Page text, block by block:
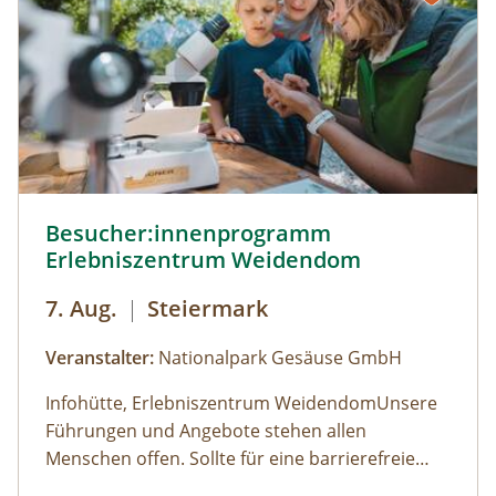
Besucher:innenprogramm
Erlebniszentrum Weidendom
7. Aug. | Steiermark
Veranstalter: Nationalpark Gesäuse GmbH
Infohütte, Erlebniszentrum WeidendomUnsere
Führungen und Angebote stehen allen
Menschen offen. Sollte für eine barrierefreie